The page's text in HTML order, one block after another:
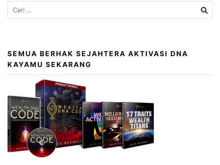
SEMUA BERHAK SEJAHTERA AKTIVASI DNA
KAYAMU SEKARANG